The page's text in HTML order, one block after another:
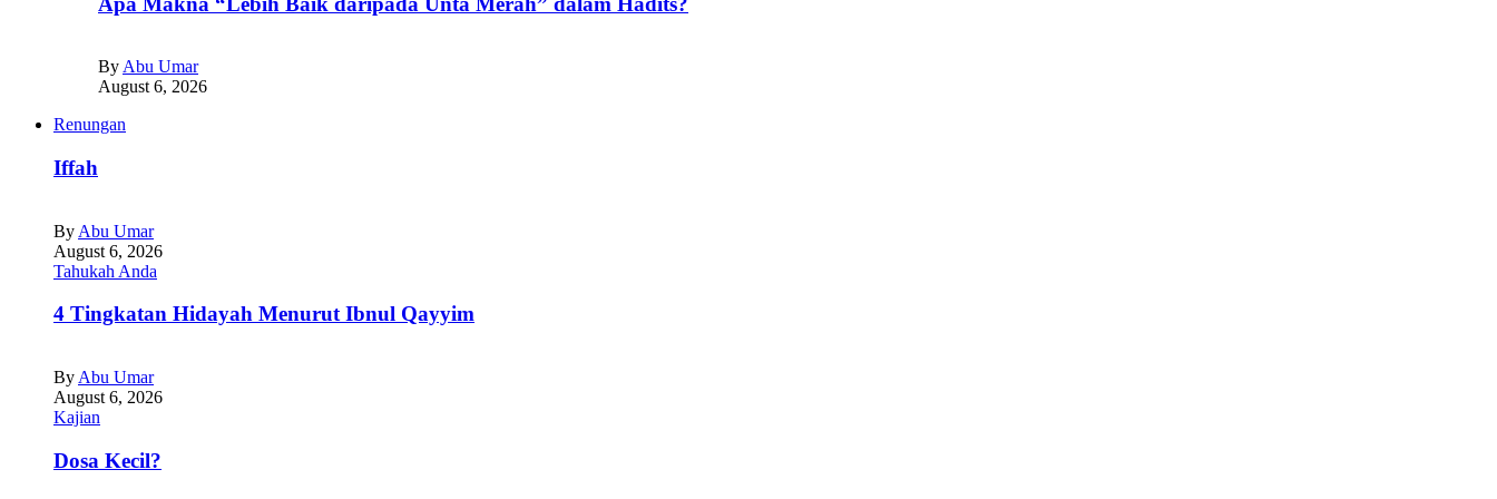
By Abu Umar
August 6, 2026
Renungan
Iffah
By Abu Umar
August 6, 2026
Tahukah Anda
4 Tingkatan Hidayah Menurut Ibnul Qayyim
By Abu Umar
August 6, 2026
Kajian
Dosa Kecil?